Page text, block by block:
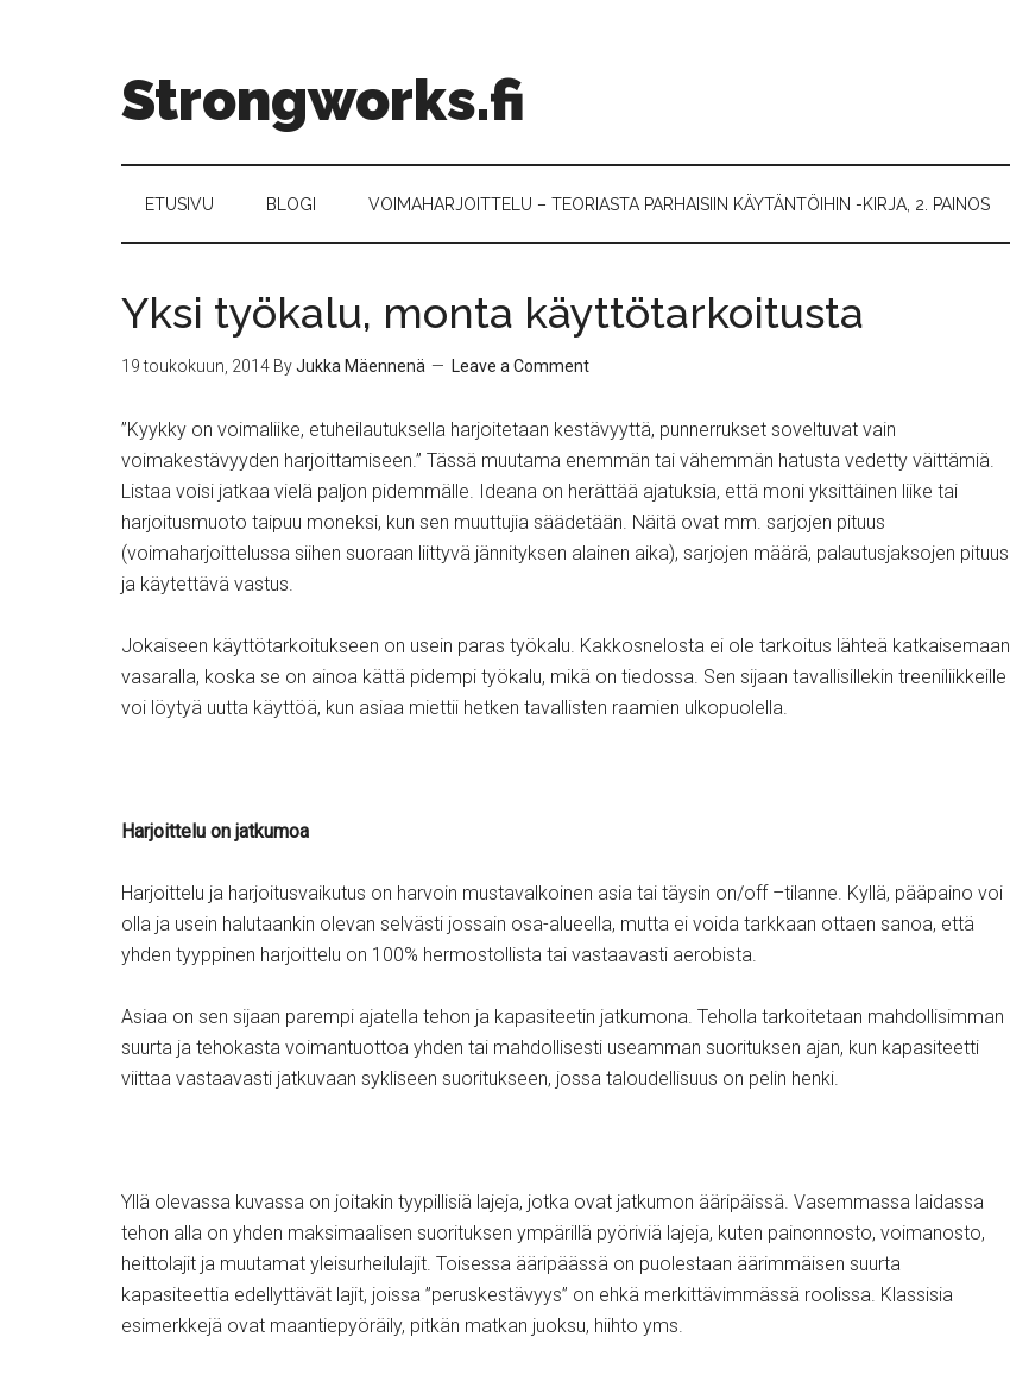
Strongworks.fi
ETUSIVU BLOGI VOIMAHARJOITTELU – TEORIASTA PARHAISIIN KÄYTÄNTÖIHIN -KIRJA, 2. PAINOS
Yksi työkalu, monta käyttötarkoitusta
19 toukokuun, 2014 ByJukka Mäennenä Leave a Comment
”Kyykky on voimaliike, etuheilautuksella harjoitetaan kestävyyttä, punnerrukset soveltuvat vain
voimakestävyyden harjoittamiseen.” Tässä muutama enemmän tai vähemmän hatusta vedetty väittämiä.
Listaa voisi jatkaa vielä paljon pidemmälle. Ideana on herättää ajatuksia, että moni yksittäinen liike tai
harjoitusmuoto taipuu moneksi, kun sen muuttujia säädetään. Näitä ovat mm. sarjojen pituus
(voimaharjoittelussa siihen suoraan liittyvä jännityksen alainen aika), sarjojen määrä, palautusjaksojen pituus
ja käytettävä vastus.
Jokaiseen käyttötarkoitukseen on usein paras työkalu. Kakkosnelosta ei ole tarkoitus lähteä katkaisemaan
vasaralla, koska se on ainoa kättä pidempi työkalu, mikä on tiedossa. Sen sijaan tavallisillekin treeniliikkeille
voi löytyä uutta käyttöä, kun asiaa miettii hetken tavallisten raamien ulkopuolella.
Harjoittelu on jatkumoa
Harjoittelu ja harjoitusvaikutus on harvoin mustavalkoinen asia tai täysin on/off –tilanne. Kyllä, pääpaino voi
olla ja usein halutaankin olevan selvästi jossain osa-alueella, mutta ei voida tarkkaan ottaen sanoa, että
yhden tyyppinen harjoittelu on 100% hermostollista tai vastaavasti aerobista.
Asiaa on sen sijaan parempi ajatella tehon ja kapasiteetin jatkumona. Teholla tarkoitetaan mahdollisimman
suurta ja tehokasta voimantuottoa yhden tai mahdollisesti useamman suorituksen ajan, kun kapasiteetti
viittaa vastaavasti jatkuvaan sykliseen suoritukseen, jossa taloudellisuus on pelin henki.
Yllä olevassa kuvassa on joitakin tyypillisiä lajeja, jotka ovat jatkumon ääripäissä. Vasemmassa laidassa
tehon alla on yhden maksimaalisen suorituksen ympärillä pyöriviä lajeja, kuten painonnosto, voimanosto,
heittolajit ja muutamat yleisurheilulajit. Toisessa ääripäässä on puolestaan äärimmäisen suurta
kapasiteettia edellyttävät lajit, joissa ”peruskestävyys” on ehkä merkittävimmässä roolissa. Klassisia
esimerkkejä ovat maantiepyöräily, pitkän matkan juoksu, hiihto yms.